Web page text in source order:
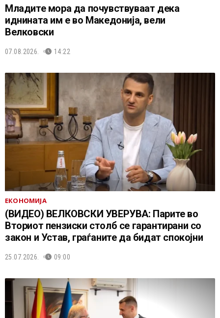
Младите мора да почувствуваат дека
иднината им е во Македонија, вели
Велковски
07.08.2026. 14:22
ЕКОНОМИЈА
(ВИДЕО) ВЕЛКОВСКИ УВЕРУВА: Парите во
Вториот пензиски столб се гарантирани со
закон и Устав, граѓаните да бидат спокојни
25.07.2026. 09:00